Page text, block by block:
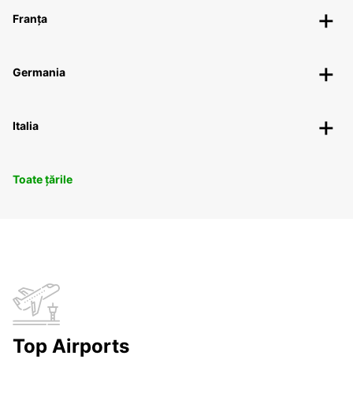
Franța
Germania
Italia
Toate țările
Top Airports